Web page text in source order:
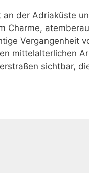
der Adriaküste
Charme,
Vergangenheit
mittelalterlichen
sichtbar,